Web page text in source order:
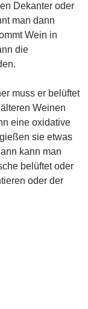
Dekanter oder
man dann
Wein in
die
muss er belüftet
Weinen
eine oxidative
sie etwas
kann man
belüftet oder
oder der